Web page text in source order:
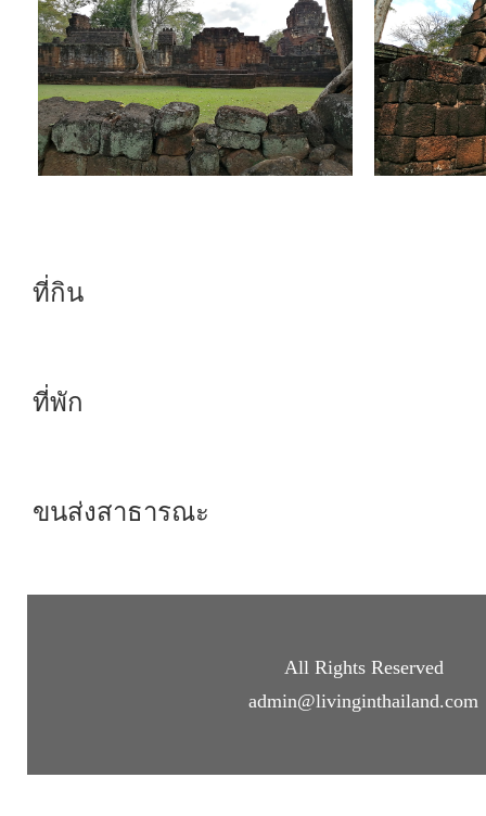
ที่กิน
ที่พัก
ขนส่งสาธารณะ
All Rights Reserved
admin@livinginthailand.com